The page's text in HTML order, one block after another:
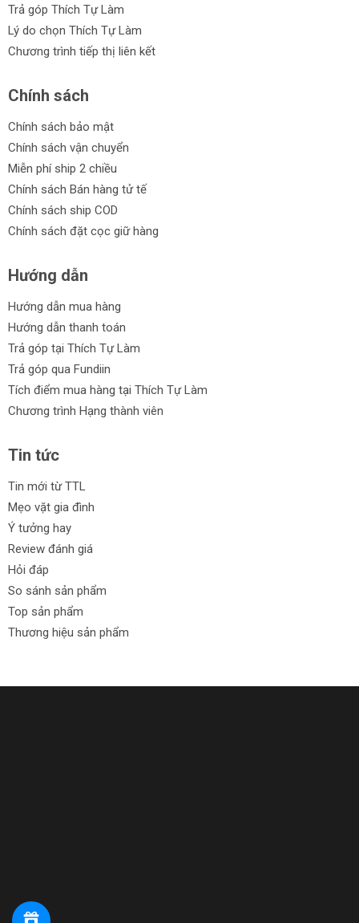
Trả góp Thích Tự Làm
Lý do chọn Thích Tự Làm
Chương trình tiếp thị liên kết
Chính sách
Chính sách bảo mật
Chính sách vận chuyển
Miễn phí ship 2 chiều
Chính sách Bán hàng tử tế
Chính sách ship COD
Chính sách đặt cọc giữ hàng
Hướng dẫn
Hướng dẫn mua hàng
Hướng dẫn thanh toán
Trả góp tại Thích Tự Làm
Trả góp qua Fundiin
Tích điểm mua hàng tại Thích Tự Làm
Chương trình Hạng thành viên
Tin tức
Tin mới từ TTL
Mẹo vặt gia đình
Ý tưởng hay
Review đánh giá
Hỏi đáp
So sánh sản phẩm
Top sản phẩm
Thương hiệu sản phẩm